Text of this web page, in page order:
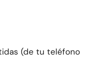
(de tu teléfono